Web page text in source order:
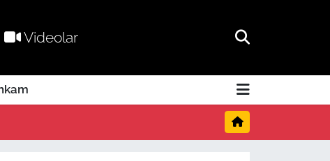
Videolar